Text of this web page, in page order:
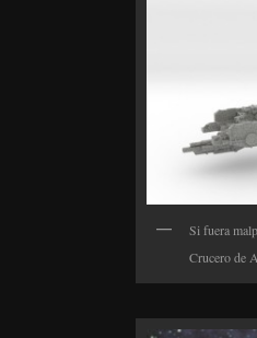
Si fuera
Crucero de